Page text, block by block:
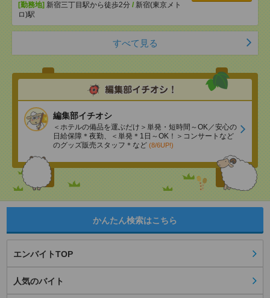
[勤務地] 新宿三丁目駅から徒歩2分 / 新宿(東京メト
ロ)駅
すべて見る
編集部イチオシ
＜ホテルの備品を運ぶだけ＞単発・短時間～OK／安心の
日給保障＊夜勤、＜単発＊1日～OK！＞コンサートなど
のグッズ販売スタッフ＊など (8/6UP!)
かんたん検索はこちら
エンバイトTOP
人気のバイト